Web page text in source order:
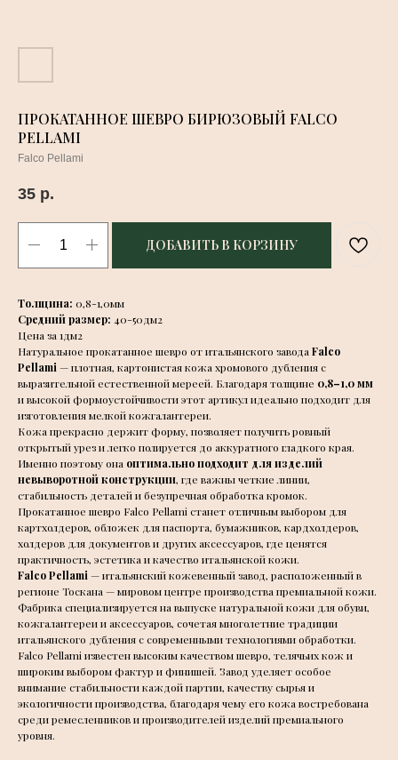
ПРОКАТАННОЕ ШЕВРО БИРЮЗОВЫЙ FALCO
PELLAMI
Falco Pellami
35 р.
ДОБАВИТЬ В КОРЗИНУ
Толщина: 0,8-1,0мм
Средний размер: 40-50дм2
Цена за 1дм2
Натуральное прокатанное шевро от итальянского завода Falco
Pellami — плотная, картонистая кожа хромового дубления с
выразительной естественной мереей. Благодаря толщине 0,8–1,0 мм
и высокой формоустойчивости этот артикул идеально подходит для
изготовления мелкой кожгалантереи.
Кожа прекрасно держит форму, позволяет получить ровный
открытый урез и легко полируется до аккуратного гладкого края.
Именно поэтому она оптимально подходит для изделий
невыворотной конструкции, где важны четкие линии,
стабильность деталей и безупречная обработка кромок.
Прокатанное шевро Falco Pellami станет отличным выбором для
картхолдеров, обложек для паспорта, бумажников, кардхолдеров,
холдеров для документов и других аксессуаров, где ценятся
практичность, эстетика и качество итальянской кожи.
Falco Pellami — итальянский кожевенный завод, расположенный в
регионе Тоскана — мировом центре производства премиальной кожи.
Фабрика специализируется на выпуске натуральной кожи для обуви,
кожгалантереи и аксессуаров, сочетая многолетние традиции
итальянского дубления с современными технологиями обработки.
Falco Pellami известен высоким качеством шевро, телячьих кож и
широким выбором фактур и финишей. Завод уделяет особое
внимание стабильности каждой партии, качеству сырья и
экологичности производства, благодаря чему его кожа востребована
среди ремесленников и производителей изделий премиального
уровня.